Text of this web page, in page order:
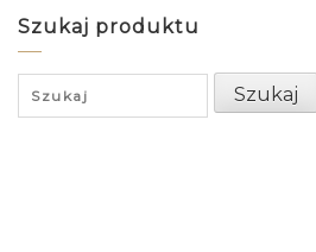
Szukaj produktu
Search
for:
Szukaj